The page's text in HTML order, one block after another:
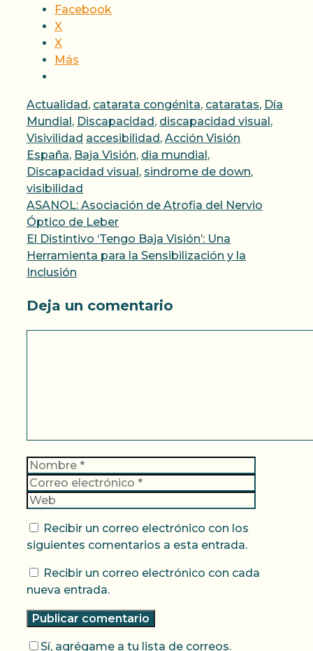
Facebook
X
X
Más
Categorías
Actualidad, catarata congénita, cataratas, Día
Mundial, Discapacidad, discapacidad visual,
Visivilidad Etiquetas
accesibilidad, Acción Visión
España, Baja Visión, dia mundial,
Discapacidad visual, sindrome de down,
visibilidad
ASANOL: Asociación de Atrofia del Nervio
Óptico de Leber
El Distintivo ‘Tengo Baja Visión’: Una
Herramienta para la Sensibilización y la
Inclusión
Deja un comentario
Nombre
Recibir un correo electrónico con los
siguientes comentarios a esta entrada.
Recibir un correo electrónico con cada
nueva entrada.
Sí, agrégame a tu lista de correos.